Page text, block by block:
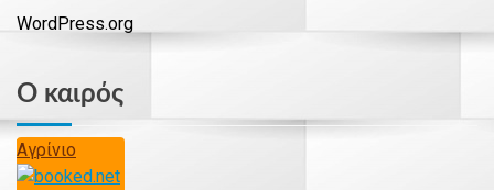
WordPress.org
Ο καιρός
Αγρίνιο